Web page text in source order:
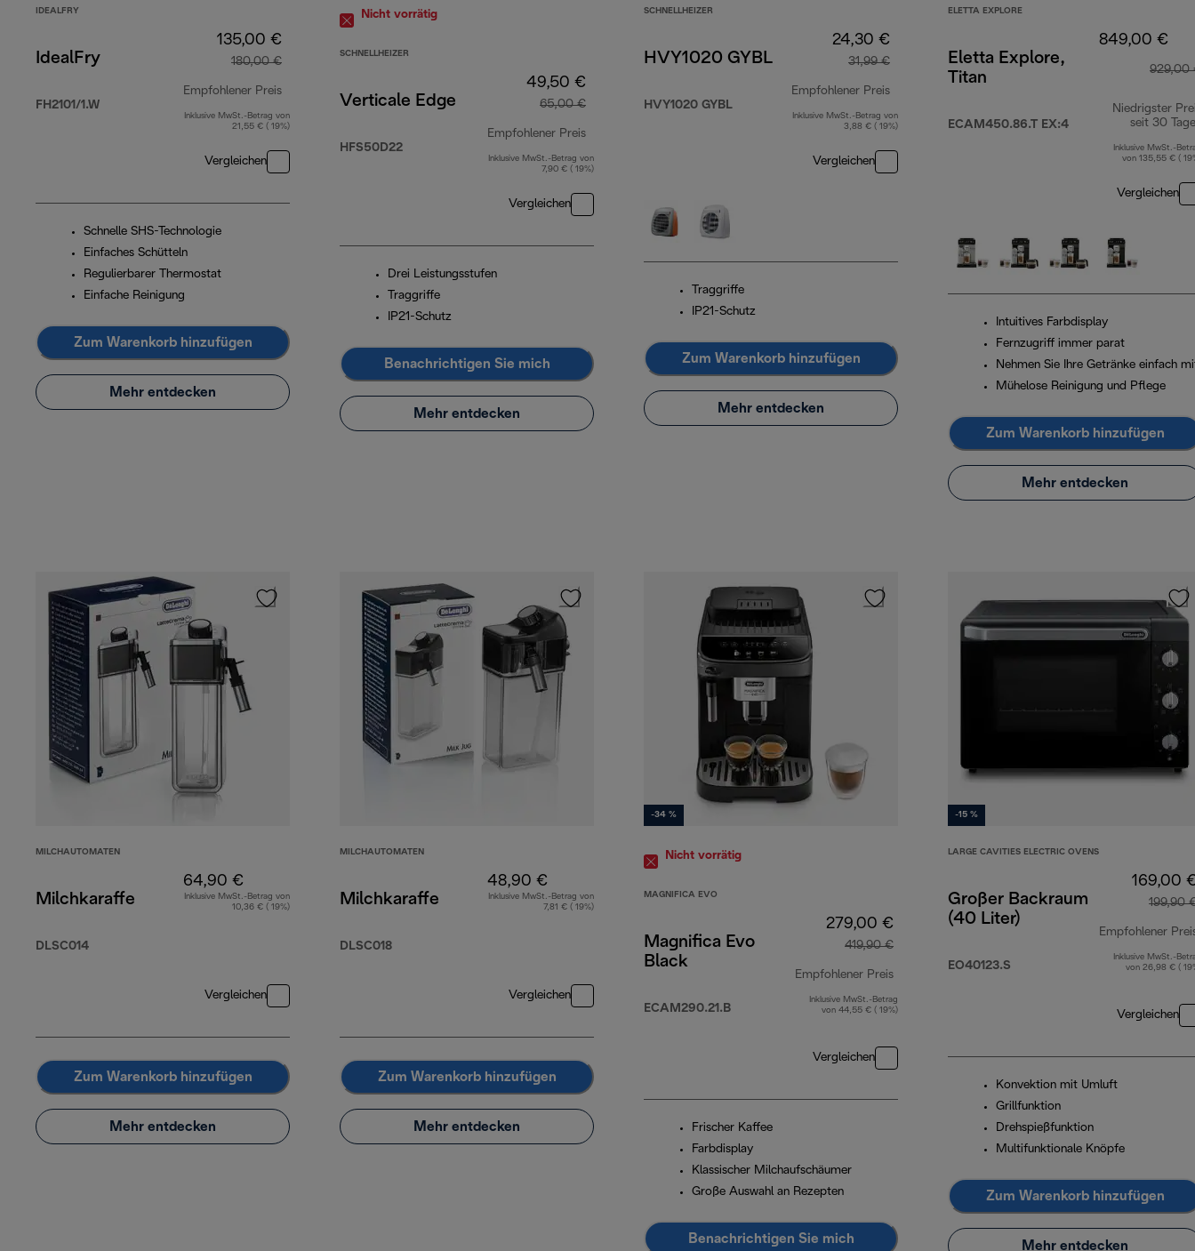
IDEALFRY
IdealFry
FH2101/1.W
135,00 €
180,00 €
Empfohlener Preis
Originalpreis 180,00 €
Inklusive MwSt.-Betrag von
21,55 € ( 19%)
Vergleichen
Schnelle SHS-Technologie
Einfaches Schütteln
Regulierbarer Thermostat
Einfache Reinigung
Zum Warenkorb hinzufügen
Mehr entdecken
Nicht vorrätig
SCHNELLHEIZER
Verticale Edge
HFS50D22
49,50 €
65,00 €
Empfohlener Preis
Originalpreis 65,00 €
Inklusive MwSt.-Betrag von
7,90 € ( 19%)
Vergleichen
Drei Leistungsstufen
Traggriffe
IP21-Schutz
Benachrichtigen Sie mich
Mehr entdecken
SCHNELLHEIZER
HVY1020 GYBL
HVY1020 GYBL
24,30 €
31,99 €
Empfohlener Preis
Originalpreis 31,99 €
Inklusive MwSt.-Betrag von
3,88 € ( 19%)
Vergleichen
Traggriffe
IP21-Schutz
Zum Warenkorb hinzufügen
Mehr entdecken
ELETTA EXPLORE
Eletta Explore,
Titan
ECAM450.86.T EX:4
849,00 €
929,00
Niedrigster
seit 30
Inklusive MwSt.-
von 135,55 € (
Vergleichen
Intuitives Farbdisplay
Fernzugriff immer parat
Nehmen Sie Ihre Getränke einfach
Mühelose Reinigung und Pflege
Zum Warenkorb hinzufügen
Mehr entdecken
MILCHAUTOMATEN
Milchkaraffe
DLSC014
64,90 €
Inklusive MwSt.-Betrag von
10,36 € ( 19%)
Vergleichen
Zum Warenkorb hinzufügen
Mehr entdecken
MILCHAUTOMATEN
Milchkaraffe
DLSC018
48,90 €
Inklusive MwSt.-Betrag von
7,81 € ( 19%)
Vergleichen
Zum Warenkorb hinzufügen
Mehr entdecken
-34 %
Nicht vorrätig
MAGNIFICA EVO
Magnifica Evo
Black
ECAM290.21.B
279,00 €
419,90 €
Empfohlener Preis
Originalpreis 419,90 €
Inklusive MwSt.-Betrag
von 44,55 € ( 19%)
Vergleichen
Frischer Kaffee
Farbdisplay
Klassischer Milchaufschäumer
Große Auswahl an Rezepten
Benachrichtigen Sie mich
-15 %
LARGE CAVITIES ELECTRIC OVENS
Großer Backraum
(40 Liter)
EO40123.S
169,00
199,90
Empfohlener
Inklusive MwSt.-
von 26,98 € (
Vergleichen
Konvektion mit Umluft
Grillfunktion
Drehspießfunktion
Multifunktionale Knöpfe
Zum Warenkorb hinzufügen
Mehr entdecken